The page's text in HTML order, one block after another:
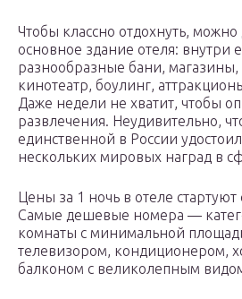
Чтобы классно отдохнуть,
основное здание отеля: внутри
разнообразные бани, магазины,
кинотеатр, боулинг,
Даже недели не хватит, чтобы
развлечения. Неудивительно,
единственной в России
нескольких мировых наград в
Цены за 1 ночь в отеле стартуют
Самые дешевые номера —
комнаты с минимальной
телевизором, кондиционером,
балконом с великолепным